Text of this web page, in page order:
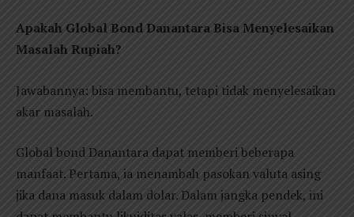
Apakah Global Bond Danantara Bisa Menyelesaikan
Masalah Rupiah?
Jawabannya: bisa membantu, tetapi tidak menyelesaikan
akar masalah.
Global bond Danantara dapat memberi beberapa
manfaat. Pertama, ia menambah pasokan valuta asing
jika dana masuk dalam dolar. Dalam jangka pendek, ini